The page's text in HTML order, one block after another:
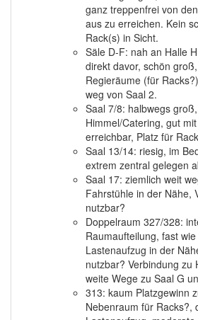
ganz treppenfrei von
aus zu erreichen. Kein
Rack(s) in Sicht.
Säle D-F: nah an Halle
direkt davor, schön
Regieräume (für
weg von Saal 2.
Saal 7/8: halbwegs
Himmel/Catering, gut
erreichbar, Platz für
Saal 13/14: riesig, im
extrem zentral gelegen
Saal 17: ziemlich weit
Fahrstühle in der Nähe,
nutzbar?
Doppelraum 327/328:
Raumaufteilung, fast
Lastenaufzug in der
nutzbar? Verbindung zu
weite Wege zu Saal G
313: kaum Platzgewinn
Nebenraum für Racks?,